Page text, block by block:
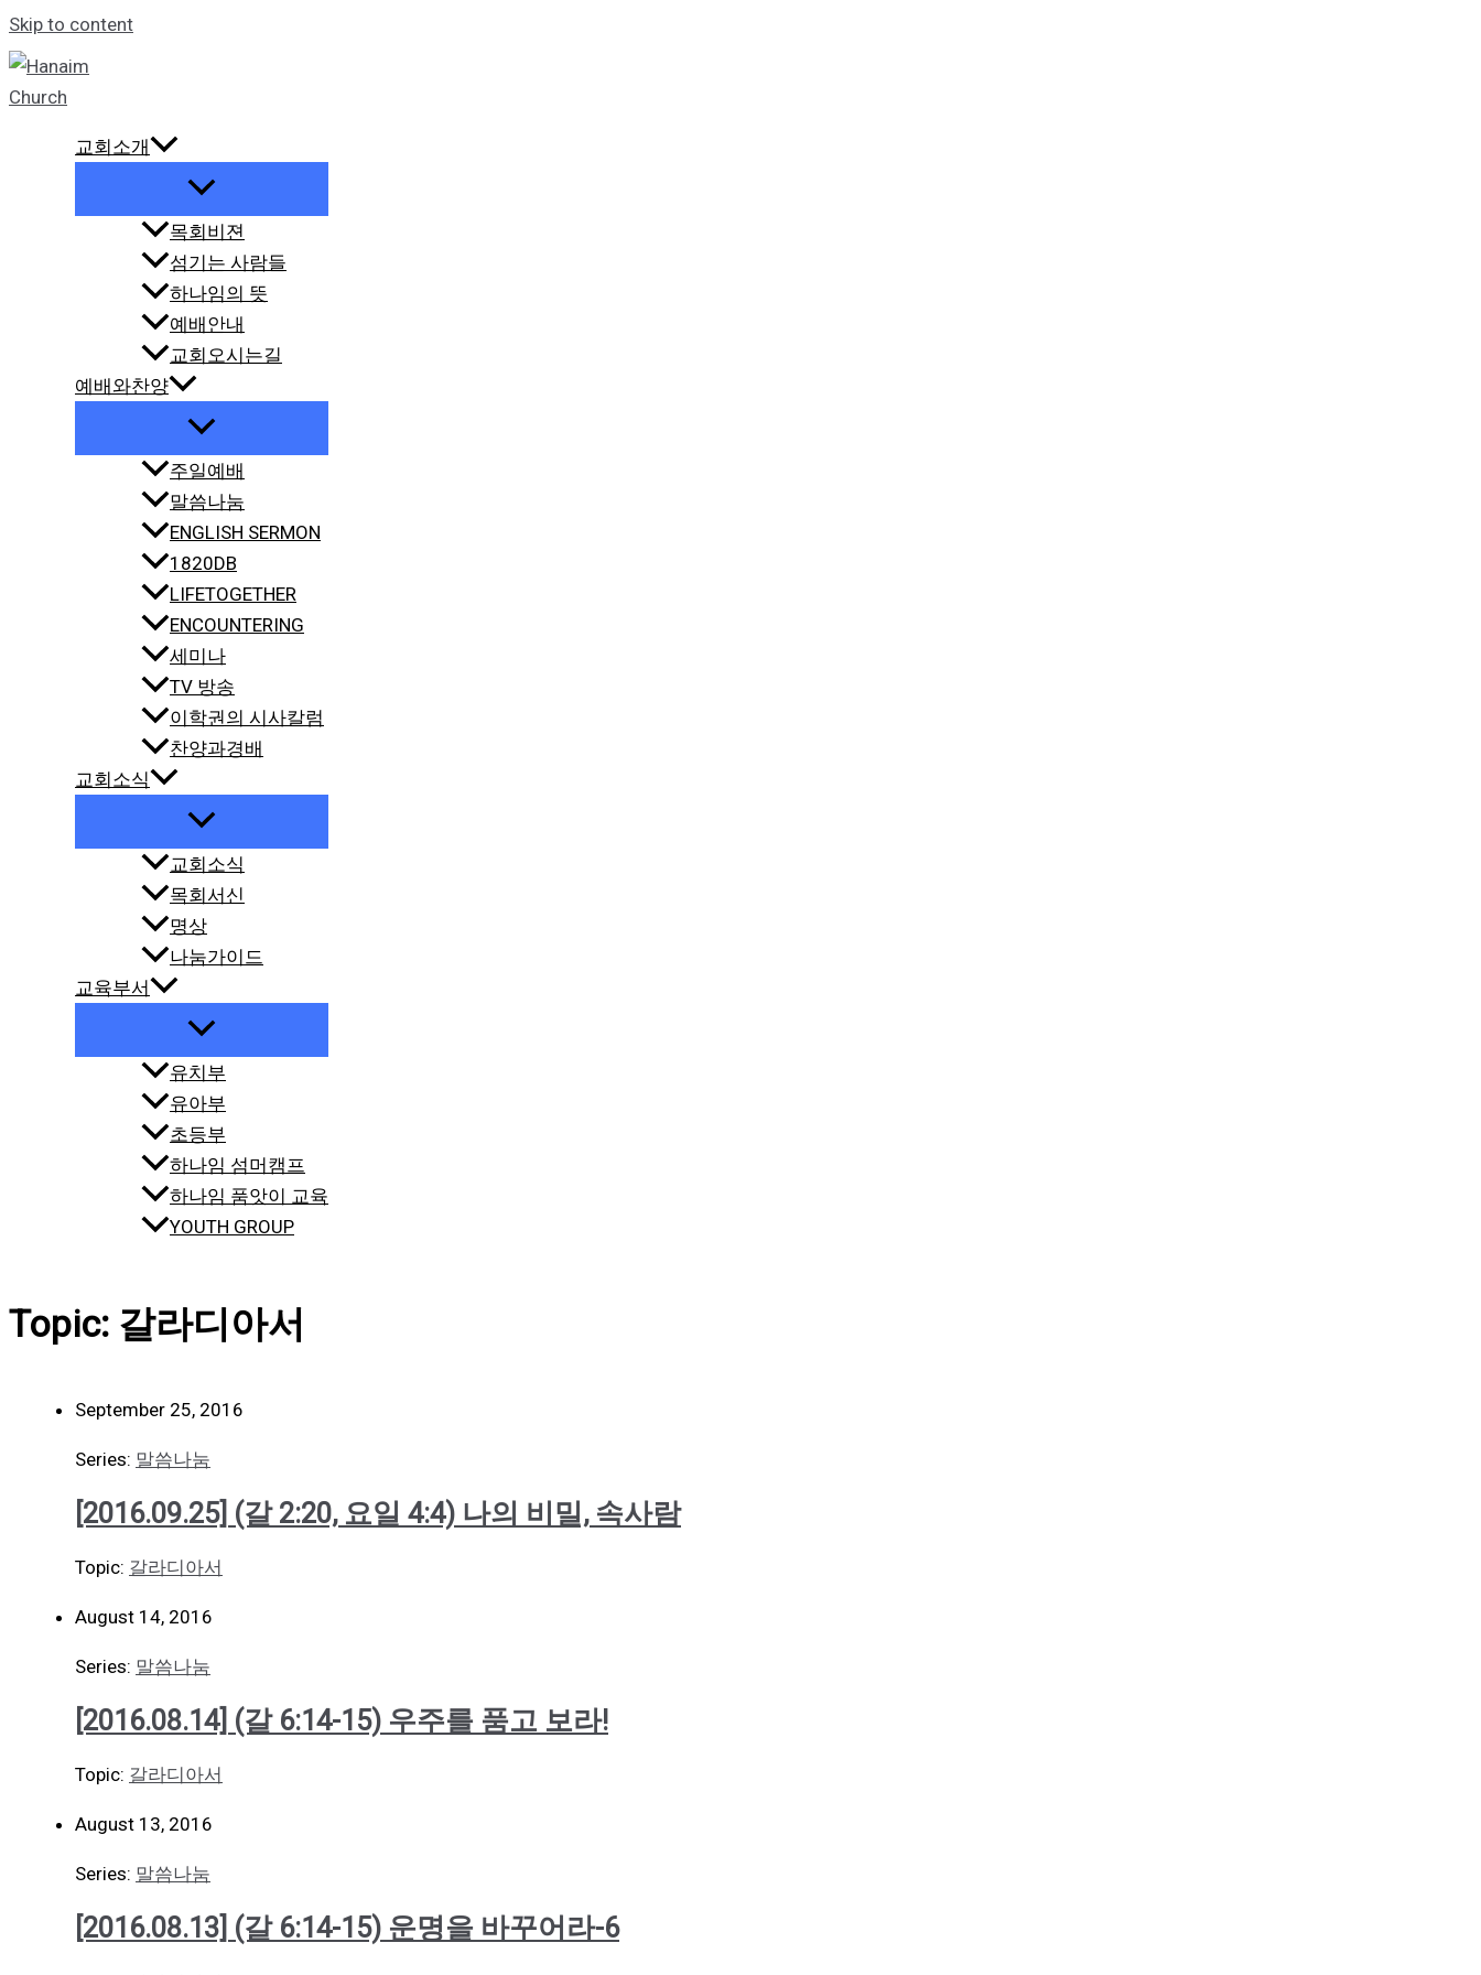
Skip to content
교회소개
목회비젼
섬기는 사람들
하나임의 뜻
예배안내
교회오시는길
예배와찬양
주일예배
말씀나눔
ENGLISH SERMON
1820DB
LIFETOGETHER
ENCOUNTERING
세미나
TV 방송
이학권의 시사칼럼
찬양과경배
교회소식
교회소식
목회서신
명상
나눔가이드
교육부서
유치부
유아부
초등부
하나임 섬머캠프
하나임 품앗이 교육
YOUTH GROUP
Topic: 갈라디아서
September 25, 2016
Series: 말씀나눔
[2016.09.25] (갈 2:20, 요일 4:4) 나의 비밀, 속사람
Topic: 갈라디아서
August 14, 2016
Series: 말씀나눔
[2016.08.14] (갈 6:14-15) 우주를 품고 보라!
Topic: 갈라디아서
August 13, 2016
Series: 말씀나눔
[2016.08.13] (갈 6:14-15) 운명을 바꾸어라-6